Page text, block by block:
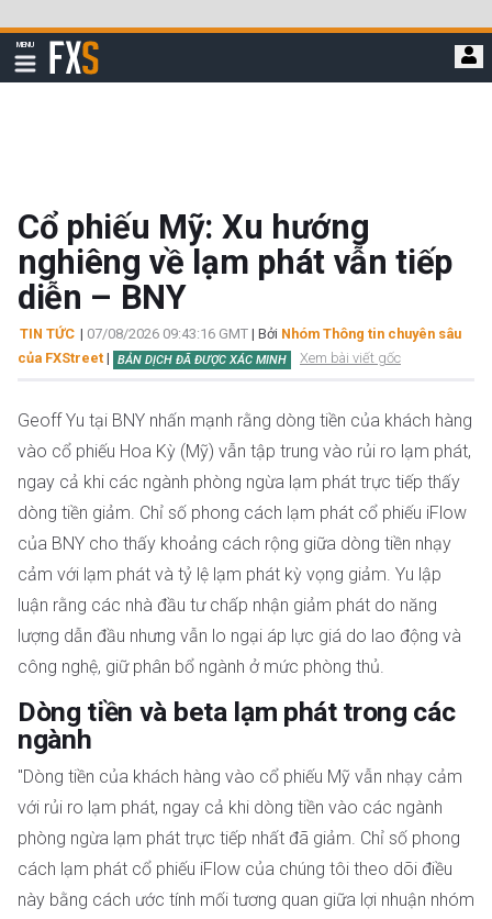
qua
đi
MENU
Hiển
thị
FXStreet
Cổ phiếu Mỹ: Xu hướng
nghiêng về lạm phát vẫn tiếp
diễn – BNY
TIN TỨC | 07/08/2026 09:43:16 GMT | Bởi Nhóm Thông tin chuyên sâu
của FXStreet | BẢN DỊCH ĐÃ ĐƯỢC XÁC MINH Xem bài viết gốc
Geoff Yu tại BNY nhấn mạnh rằng dòng tiền của khách hàng
vào cổ phiếu Hoa Kỳ (Mỹ) vẫn tập trung vào rủi ro lạm phát,
ngay cả khi các ngành phòng ngừa lạm phát trực tiếp thấy
dòng tiền giảm. Chỉ số phong cách lạm phát cổ phiếu iFlow
của BNY cho thấy khoảng cách rộng giữa dòng tiền nhạy
cảm với lạm phát và tỷ lệ lạm phát kỳ vọng giảm. Yu lập
luận rằng các nhà đầu tư chấp nhận giảm phát do năng
lượng dẫn đầu nhưng vẫn lo ngại áp lực giá do lao động và
công nghệ, giữ phân bổ ngành ở mức phòng thủ.
Dòng tiền và beta lạm phát trong các
ngành
"Dòng tiền của khách hàng vào cổ phiếu Mỹ vẫn nhạy cảm
với rủi ro lạm phát, ngay cả khi dòng tiền vào các ngành
phòng ngừa lạm phát trực tiếp nhất đã giảm. Chỉ số phong
cách lạm phát cổ phiếu iFlow của chúng tôi theo dõi điều
này bằng cách ước tính mối tương quan giữa lợi nhuận nhóm